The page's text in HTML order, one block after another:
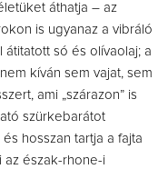
áthatja – az
is ugyanaz a vibráló
só és olívaolaj; a
kíván sem vajat, sem
ami „szárazon” is
szürkebarátot
hosszan tartja a fajta
az észak-rhone-i